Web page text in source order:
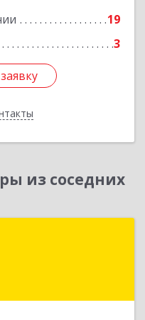
19
3
из соседних
Екатеринбург г,